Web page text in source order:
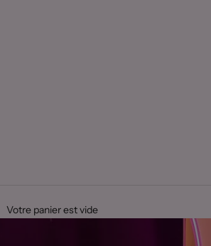
Votre panier est vide